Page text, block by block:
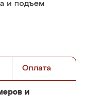
и подъем
Оплата
и